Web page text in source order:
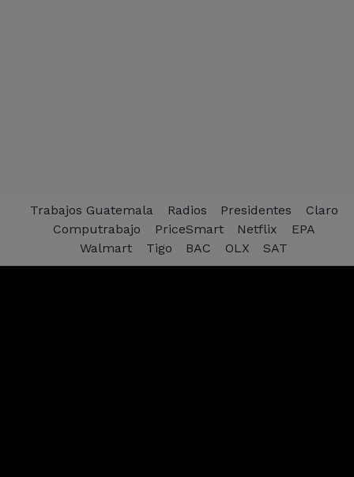
Trabajos Guatemala Radios Presidentes
Claro
Computrabajo
PriceSmart Netflix
EPA
Walmart
Tigo BAC OLX SAT